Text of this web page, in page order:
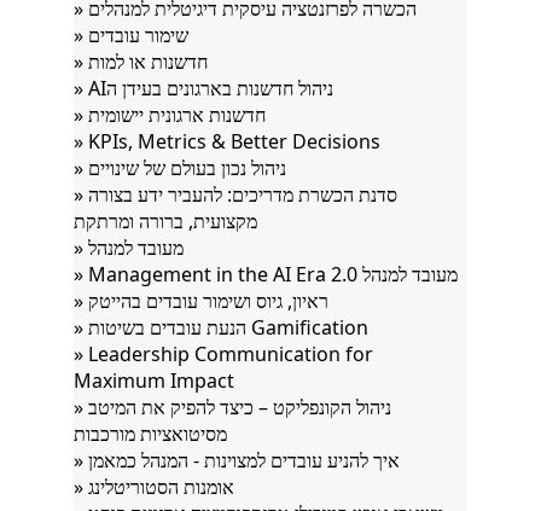
» הכשרה לפרזנטציה עיסקית דיגיטלית למנהלים
» שימור עובדים
» חדשנות או למות
» AIניהול חדשנות בארגונים בעידן ה
» חדשנות ארגונית יישומית
» KPIs, Metrics & Better Decisions
» ניהול נכון בעולם של שינויים
» סדנת הכשרת מדריכים: להעביר ידע בצורה
מקצועית, ברורה ומרתקת
» מעובד למנהל
» Management in the AI Era מעובד למנהל 2.0
» ראיון, גיוס ושימור עובדים בהייטק
» הנעת עובדים בשיטות Gamification
» Leadership Communication for
Maximum Impact
» ניהול הקונפליקט – כיצד להפיק את המיטב
מסיטואציות מורכבות
» איך להניע עובדים למצוינות - המנהל כמאמן
» אומנות הסטוריטלינג